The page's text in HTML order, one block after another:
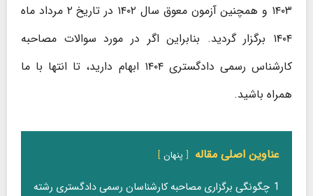
۱۴۰۳ و همچنین آزمون معوق سال ۱۴۰۲ در تاریخ ۲ مرداد ماه
۱۴۰۴ برگزار گردید. بنابراین اگر در مورد سوالات مصاحبه
کارشناس رسمی دادگستری ۱۴۰۴ ابهام دارید، تا انتها با ما
همراه باشید.
عناوین اصلی مقاله پنهان
1 چگونگی برگزاری مصاحبه کارشناسان رسمی دادگستری رشته